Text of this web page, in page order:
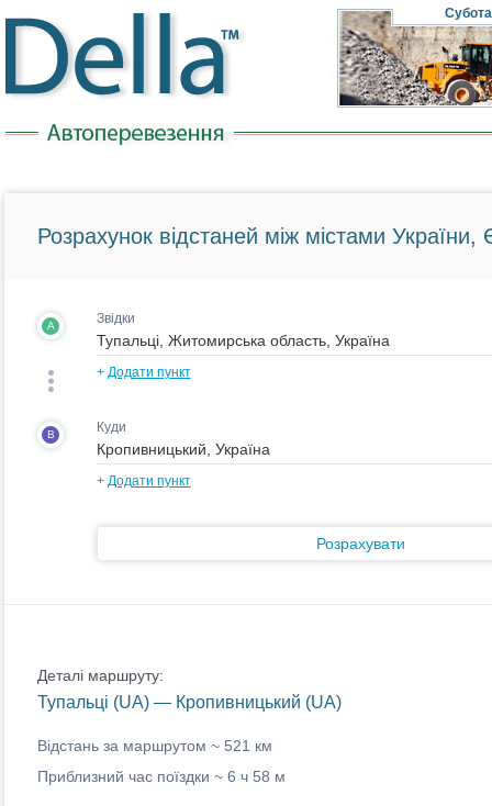
Субота
Розрахунок відстаней між містами України,
A Звідки
+ Додати пункт
B Куди
+ Додати пункт
Розрахувати
Деталі маршруту:
Тупальці (UA) — Кропивницький (UA)
Відстань за маршрутом ~ 521 км
Приблизний час поїздки ~ 6 ч 58 м